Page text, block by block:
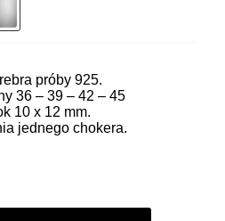
próby 925.
36 – 39 – 42 – 45
10 x 12 mm.
jednego chokera.